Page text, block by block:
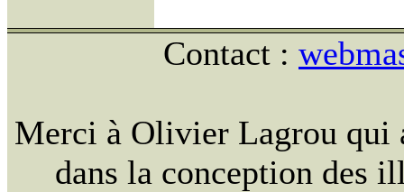
Contact :
Merci à Olivier Lagrou qui
dans la conception des